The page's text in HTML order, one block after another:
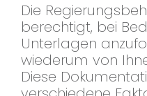
Die
berechtigt, bei
Unterlagen
wiederum von
Diese